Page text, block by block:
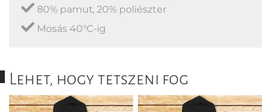
80% pamut, 20% poliészter
Mosás 40°C-ig
Lehet, hogy tetszeni fog